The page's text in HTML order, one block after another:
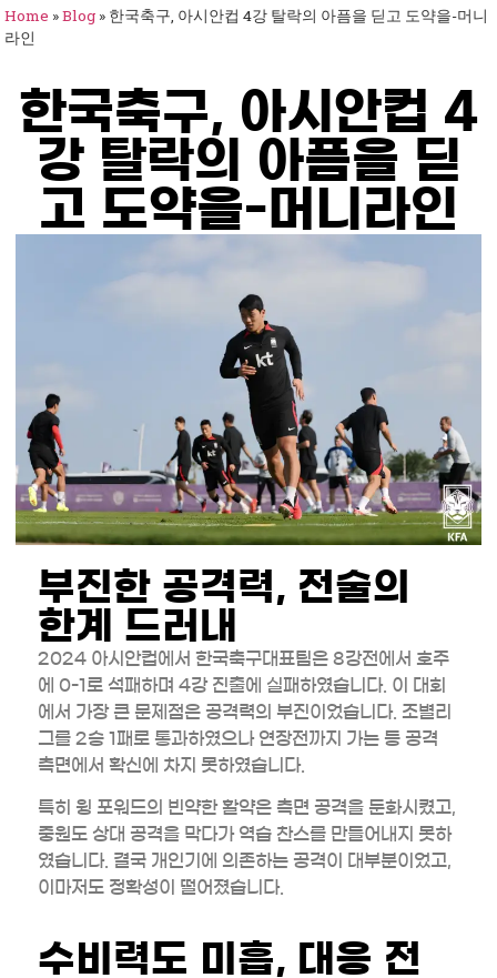
Home »Blog » 한국축구, 아시안컵 4강 탈락의 아픔을 딛고 도약을-머니
라인
한국축구, 아시안컵 4
강 탈락의 아픔을 딛
고 도약을-머니라인
부진한 공격력, 전술의
한계 드러내
2024 아시안컵에서 한국축구대표팀은 8강전에서 호주
에 0-1로 석패하며 4강 진출에 실패하였습니다. 이 대회
에서 가장 큰 문제점은 공격력의 부진이었습니다. 조별리
그를 2승 1패로 통과하였으나 연장전까지 가는 등 공격
측면에서 확신에 차지 못하였습니다.
특히 윙 포워드의 빈약한 활약은 측면 공격을 둔화시켰고,
중원도 상대 공격을 막다가 역습 찬스를 만들어내지 못하
였습니다. 결국 개인기에 의존하는 공격이 대부분이었고,
이마저도 정확성이 떨어졌습니다.
수비력도 미흡, 대응 전